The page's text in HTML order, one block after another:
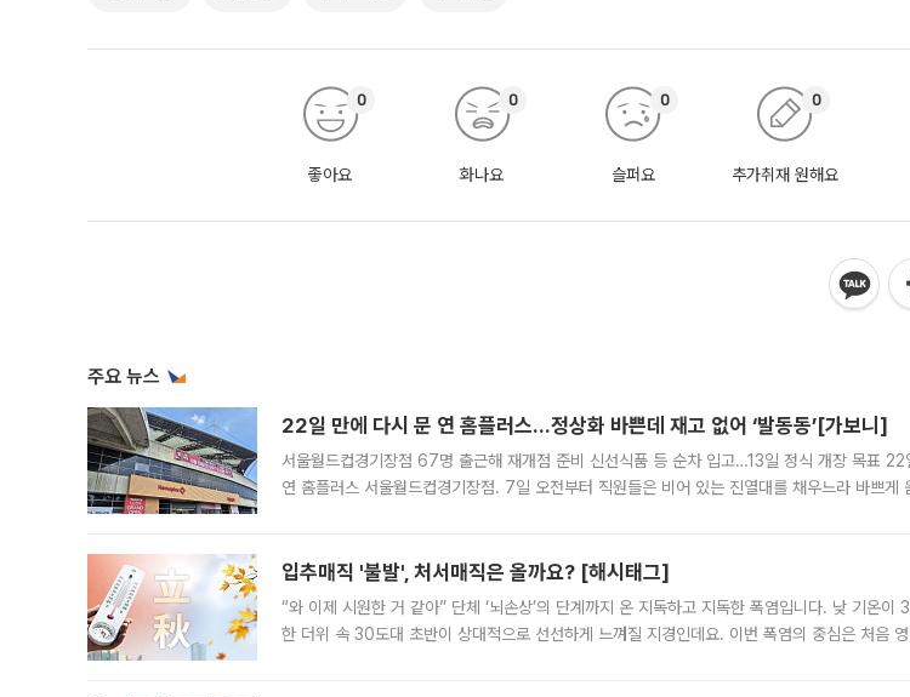
좋아요
0
화나요
0
슬퍼요
0
추가취재 원해요
0
주요 뉴스
22일 만에 다시 문 연 홈플러스…정상화 바쁜데 재고 없어 ‘발동동’[가보니]
서울월드컵경기장점 67명 출근해 재개점 준비 신선식품 등 순차 입고…13일 정식 개장 목표 22
연 홈플러스 서울월드컵경기장점. 7일 오전부터 직원들은 비어 있는 진열대를 채우느라 바쁘게
입추매직 '불발', 처서매직은 올까요? [해시태그]
“와 이제 시원한 거 같아” 단체 ‘뇌손상’의 단계까지 온 지독하고 지독한 폭염입니다. 낮 기온
한 더위 속 30도대 초반이 상대적으로 선선하게 느껴질 지경인데요. 이번 폭염의 중심은 처음